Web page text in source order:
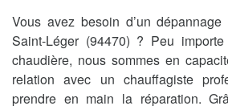
Vous avez besoin d’un
Saint-Léger (94470) ? Peu
chaudière, nous sommes en
relation avec un chauffagiste
prendre en main la réparation.